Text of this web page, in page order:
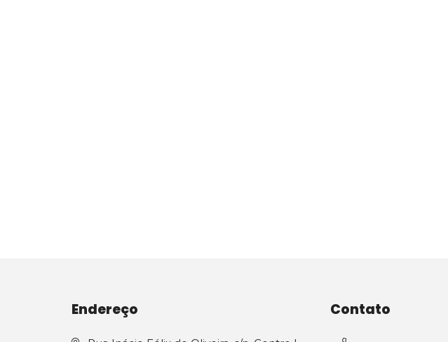
Endereço Contato